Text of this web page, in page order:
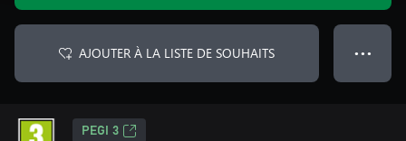
AJOUTER À LA LISTE DE SOUHAITS ● ● ●
PEGI 3